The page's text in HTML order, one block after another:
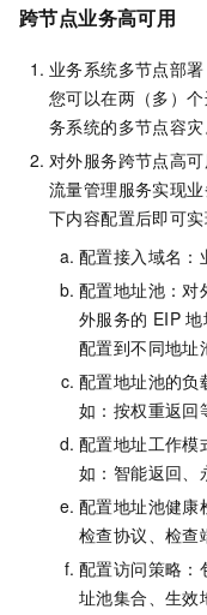
跨节点业务高可用
业务系统多节点部署
您可以在两（多）
务系统的多节点容灾
对外服务跨节点高
流量管理服务实现
下内容配置后即可
配置接入域名：
配置地址池：对
外服务的 EIP 地
配置到不同地址
配置地址池的负
如：按权重返回
配置地址工作模
如：智能返回、
配置地址池健康
检查协议、检查
配置访问策略：
址池集合、生效